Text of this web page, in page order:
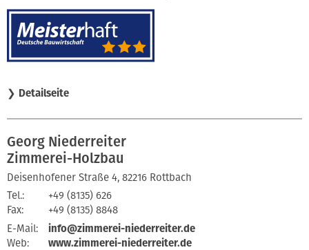
❯ Detailseite
Georg Niederreiter
Zimmerei-Holzbau
Deisenhofener Straße 4, 82216 Rottbach
Tel.:
+49 (8135) 626
Fax:
+49 (8135) 8848
E-Mail:
info@zimmerei-niederreiter.de
Web:
www.zimmerei-niederreiter.de